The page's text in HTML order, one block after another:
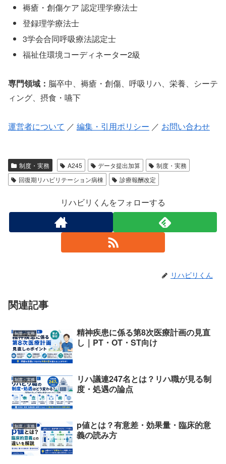
褥瘡・創傷ケア 認定理学療法士
登録理学療法士
3学会合同呼吸療法認定士
福祉住環境コーディネーター2級
専門領域： 脳卒中、褥瘡・創傷、呼吸リハ、栄養、シーテ
ィング、摂食・嚥下
運営者について ／ 編集・引用ポリシー ／ お問い合わせ
制度・実務 A245 データ提出加算
制度・実務
回復期リハビリテーション病棟
診療報酬改定
リハビリくんをフォローする
リハビリくん
関連記事
制度・実務
精神疾患に係る第8次医療計画の見直
し｜PT・OT・ST向け
制度・実務
リハ議連247名とは？リハ職が見る制
度・処遇の論点
制度・実務
p値とは？有意差・効果量・臨床的意
義の読み方